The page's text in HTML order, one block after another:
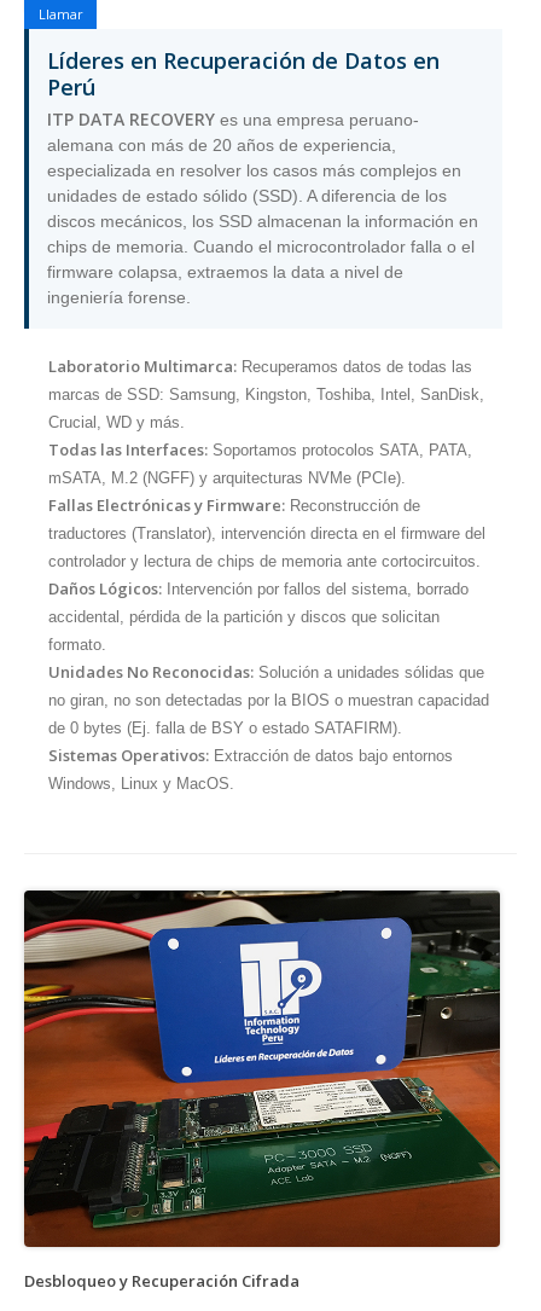
Llamar
Líderes en Recuperación de Datos en
Perú
ITP DATA RECOVERY es una empresa peruano-
alemana con más de 20 años de experiencia,
especializada en resolver los casos más complejos en
unidades de estado sólido (SSD). A diferencia de los
discos mecánicos, los SSD almacenan la información en
chips de memoria. Cuando el microcontrolador falla o el
firmware colapsa, extraemos la data a nivel de
ingeniería forense.
Laboratorio Multimarca: Recuperamos datos de todas las
marcas de SSD: Samsung, Kingston, Toshiba, Intel, SanDisk,
Crucial, WD y más.
Todas las Interfaces: Soportamos protocolos SATA, PATA,
mSATA, M.2 (NGFF) y arquitecturas NVMe (PCIe).
Fallas Electrónicas y Firmware: Reconstrucción de
traductores (Translator), intervención directa en el firmware del
controlador y lectura de chips de memoria ante cortocircuitos.
Daños Lógicos: Intervención por fallos del sistema, borrado
accidental, pérdida de la partición y discos que solicitan
formato.
Unidades No Reconocidas: Solución a unidades sólidas que
no giran, no son detectadas por la BIOS o muestran capacidad
de 0 bytes (Ej. falla de BSY o estado SATAFIRM).
Sistemas Operativos: Extracción de datos bajo entornos
Windows, Linux y MacOS.
Desbloqueo y Recuperación Cifrada